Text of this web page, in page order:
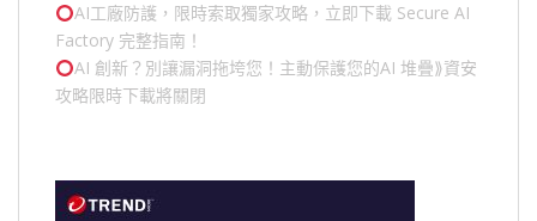
AI工廠防護，限時索取獨家攻略，立即下載 Secure AI
Factory 完整指南！
AI 創新？別讓漏洞拖垮您！主動保護您的AI 堆疊⟫資安
攻略限時下載將關閉